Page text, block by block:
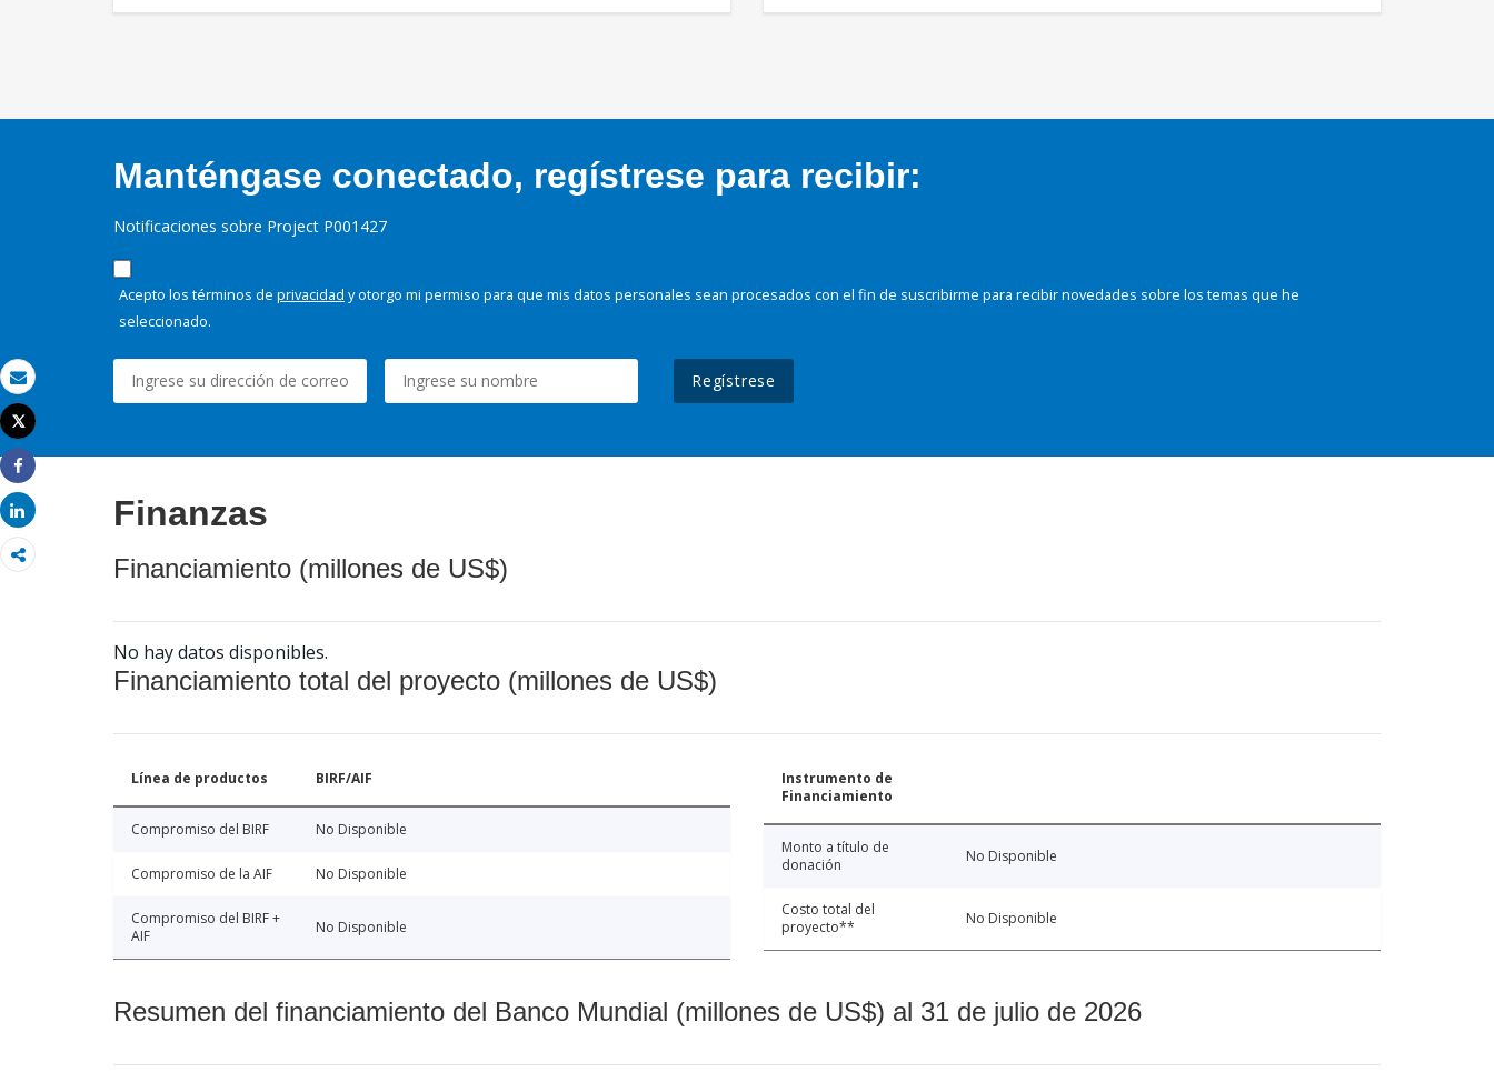
Correo electrónico
Imprimir
Tweet
Share
Share
Manténgase conectado, regístrese para recibir:
Notificaciones sobre Project P001427
Acepto los términos de privacidad y otorgo mi permiso para que mis datos personales sean procesados con el fin de suscribirme para recibir novedades sobre los temas que he
seleccionado.
Regístrese
Finanzas
Financiamiento (millones de US$)
No hay datos disponibles.
Financiamiento total del proyecto (millones de US$)
Línea de productos BIRF/AIF
Compromiso del BIRF No Disponible
Compromiso de la AIF No Disponible
Compromiso del BIRF +
AIF
No Disponible
Instrumento de
Financiamiento
Monto a título de
donación
No Disponible
Costo total del
proyecto**
No Disponible
Resumen del financiamiento del Banco Mundial (millones de US$) al 31 de julio de 2026